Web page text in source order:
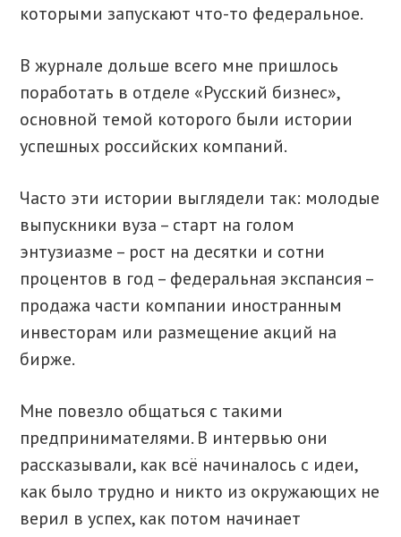
которыми запускают что-то федеральное.
В журнале дольше всего мне пришлось
поработать в отделе «Русский бизнес»,
основной темой которого были истории
успешных российских компаний.
Часто эти истории выглядели так: молодые
выпускники вуза – старт на голом
энтузиазме – рост на десятки и сотни
процентов в год – федеральная экспансия –
продажа части компании иностранным
инвесторам или размещение акций на
бирже.
Мне повезло общаться с такими
предпринимателями. В интервью они
рассказывали, как всё начиналось с идеи,
как было трудно и никто из окружающих не
верил в успех, как потом начинает